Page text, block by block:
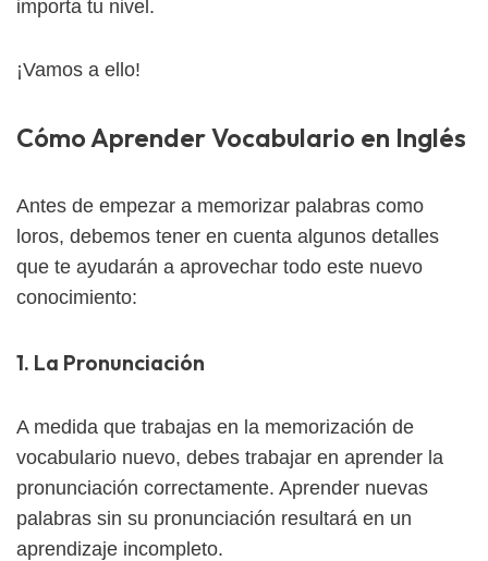
importa tu nivel.
¡Vamos a ello!
Cómo Aprender Vocabulario en Inglés
Antes de empezar a memorizar palabras como
loros, debemos tener en cuenta algunos detalles
que te ayudarán a aprovechar todo este nuevo
conocimiento:
1. La Pronunciación
A medida que trabajas en la memorización de
vocabulario nuevo, debes trabajar en aprender la
pronunciación correctamente. Aprender nuevas
palabras sin su pronunciación resultará en un
aprendizaje incompleto.